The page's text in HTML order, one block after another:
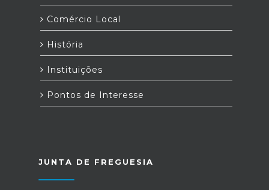
Comércio Local
História
Instituições
Pontos de Interesse
JUNTA DE FREGUESIA